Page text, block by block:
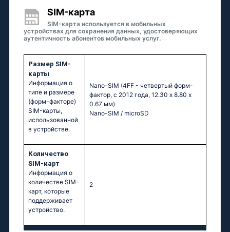
SIM-карта
SIM-карта используется в мобильных
устройствах для сохранения данных, удостоверяющих
аутентичность абонентов мобильных услуг.
Размер SIM-
карты
Информация о
типе и размере
(форм-факторе)
SIM-карты,
использованной
в устройстве.
Nano-SIM (4FF - четвертый форм-
фактор, с 2012 года, 12.30 x 8.80 x
0.67 мм)
Nano-SIM / microSD
Количество
SIM-карт
Информация о
количестве SIM-
карт, которые
поддерживает
устройство.
2